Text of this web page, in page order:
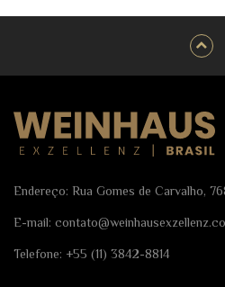
Endereço: Rua Gomes de Carvalho,
E-mail:
Telefone: +55 (11) 3842-8814